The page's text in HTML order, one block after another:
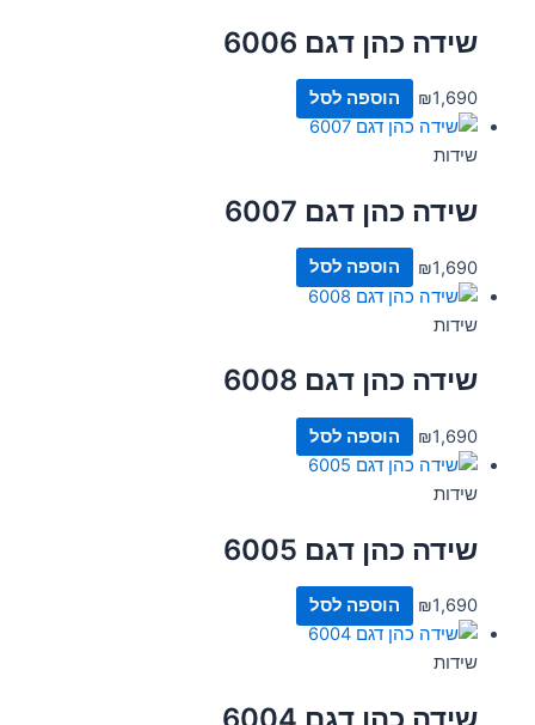
שידה כהן דגם 6006
₪1,690 הוספה לסל
שידות
שידה כהן דגם 6007
₪1,690 הוספה לסל
שידות
שידה כהן דגם 6008
₪1,690 הוספה לסל
שידות
שידה כהן דגם 6005
₪1,690 הוספה לסל
שידות